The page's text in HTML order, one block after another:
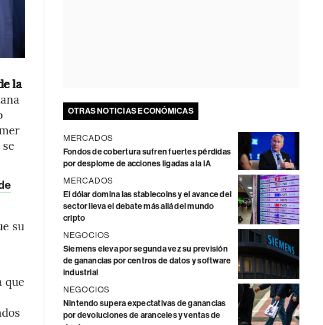
la
su
que
OTRAS NOTICIAS ECONÓMICAS
MERCADOS
Fondos de cobertura sufren fuertes pérdidas
por desplome de acciones ligadas a la IA
MERCADOS
El dólar domina las stablecoins y el avance del
sector lleva el debate más allá del mundo
cripto
NEGOCIOS
Siemens eleva por segunda vez su previsión
de ganancias por centros de datos y software
industrial
NEGOCIOS
Nintendo supera expectativas de ganancias
por devoluciones de aranceles y ventas de